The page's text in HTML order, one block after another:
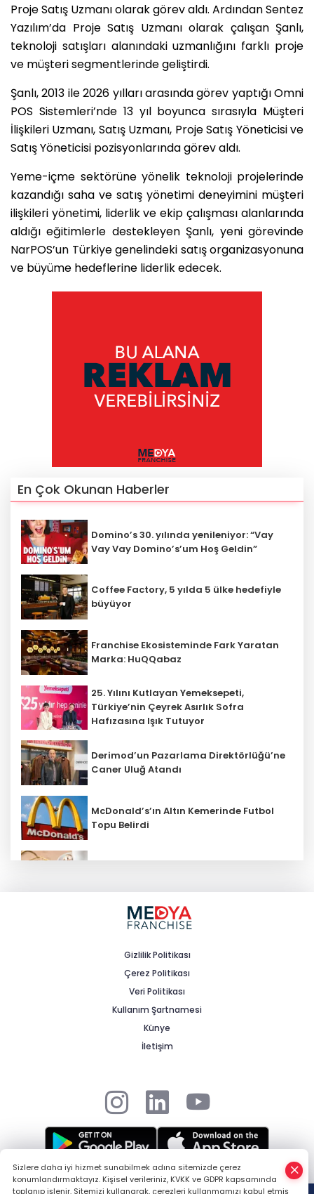
Proje Satış Uzmanı olarak görev aldı. Ardından Sentez
Yazılım’da Proje Satış Uzmanı olarak çalışan Şanlı,
teknoloji satışları alanındaki uzmanlığını farklı proje
ve müşteri segmentlerinde geliştirdi.
Şanlı, 2013 ile 2026 yılları arasında görev yaptığı Omni
POS Sistemleri’nde 13 yıl boyunca sırasıyla Müşteri
İlişkileri Uzmanı, Satış Uzmanı, Proje Satış Yöneticisi ve
Satış Yöneticisi pozisyonlarında görev aldı.
Yeme-içme sektörüne yönelik teknoloji projelerinde
kazandığı saha ve satış yönetimi deneyimini müşteri
ilişkileri yönetimi, liderlik ve ekip çalışması alanlarında
aldığı eğitimlerle destekleyen Şanlı, yeni görevinde
NarPOS’un Türkiye genelindeki satış organizasyonuna
ve büyüme hedeflerine liderlik edecek.
En Çok Okunan Haberler
Domino’s 30. yılında yenileniyor: “Vay
Vay Vay Domino’s’um Hoş Geldin”
Coffee Factory, 5 yılda 5 ülke hedefiyle
büyüyor
Franchise Ekosisteminde Fark Yaratan
Marka: HuQQabaz
25. Yılını Kutlayan Yemeksepeti,
Türkiye’nin Çeyrek Asırlık Sofra
Hafızasına Işık Tutuyor
Derimod’un Pazarlama Direktörlüğü’ne
Caner Uluğ Atandı
McDonald’s’ın Altın Kemerinde Futbol
Topu Belirdi
Franchise ile tarımın geleceği
Her İki Şubeden Biri Neden Kapanıyor?
Watsons Türkiye ,GCC Geliştirme Genel
Müdürü Ataması
Gizlilik Politikası
Çerez Politikası
Veri Politikası
Kullanım Şartnamesi
Künye
İletişim
© 2025 Medya Franchise tarafından tüm hakları saklıdır. -HABER
Sizlere daha iyi hizmet sunabilmek adına sitemizde çerez
konumlandırmaktayız. Kişisel verileriniz, KVKK ve GDPR kapsamında
toplanıp işlenir. Sitemizi kullanarak, çerezleri kullanmamızı kabul etmiş